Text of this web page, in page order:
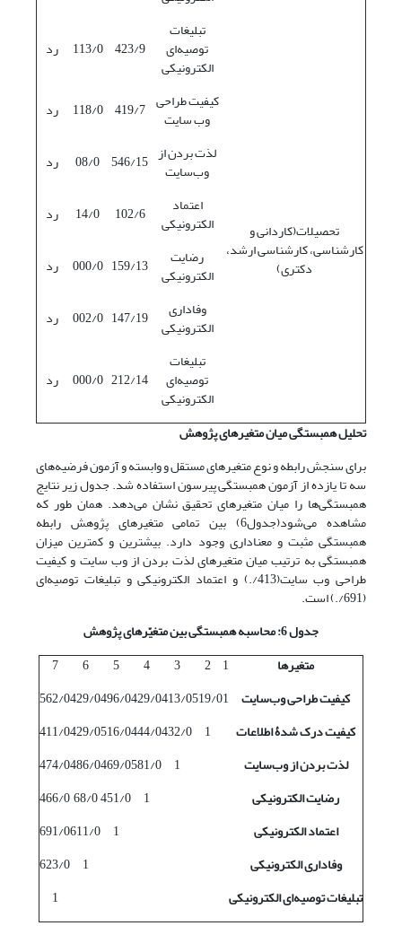
تبلیغات
توصیه‌ای
الکترونیکی
423/9
113/0 رد
تحصیلات(کاردانی و
کارشناسی، کارشناسی ارشد،
دکتری)
کیفیت طراحی
وب سایت 419/7
118/0
رد
لذت بردن از
وب‌سایت 546/15
08/0
رد
اعتماد
الکترونیکی 102/6
14/0
رد
رضایت
الکترونیکی 159/13
000/0
رد
وفاداری
الکترونیکی 147/19
002/0
رد
تبلیغات
توصیه‌ای
الکترونیکی
212/14
000/0 رد
تحلیل همبستگی میان متغیرهای پژوهش
برای سنجش رابطه و نوع متغیرهای مستقل و وابسته و آزمون فرضیه‌های
سه تا یازده از آزمون همبستگی پیرسون استفاده شد. جدول زیر نتایج
همبستگی‌ها را میان متغیرهای تحقیق نشان می‌دهد. همان طور که
مشاهده می‌شود(جدول6) بین تمامی متغیرهای پژوهش رابطه
همبستگی مثبت و معناداری وجود دارد. بیشترین و کمترین میزان
همبستگی به ترتیب میان متغیرهای لذت بردن از وب سایت و کیفیت
طراحی وب سایت(413/.) و اعتماد الکترونیکی و تبلیغات توصیه‌ای
(691/.) است.
جدول 6: محاسبه همبستگی بین متغیّرهای پژوهش
متغیرها
1
2
3
4
5
6
7
کیفیت طراحی وبسایت 1
519/0
413/0
429/0
496/0
429/0
562/0
کیفیت درک شدۀ اطلاعات
1
432/0
444/0
516/0
429/0
411/0
لذت بردن از وبسایت 1
581/0
469/0
486/0
474/0
رضایت الکترونیکی
1
451/0
68/0
466/0
اعتماد الکترونیکی
1
611/0
691/0
وفاداری الکترونیکی
1
623/0
تبلیغات توصیهای الکترونیکی 1